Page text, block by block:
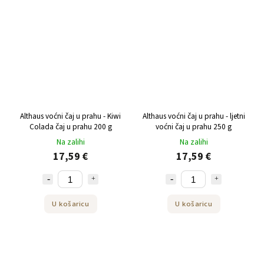
Althaus voćni čaj u prahu - Kiwi
Colada čaj u prahu 200 g
Na zalihi
17,59 €
U košaricu
Althaus voćni čaj u prahu - ljetni
voćni čaj u prahu 250 g
Na zalihi
17,59 €
U košaricu